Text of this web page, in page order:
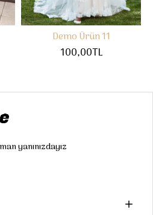
Demo Ürün 11
100,00TL
yanınızdayız